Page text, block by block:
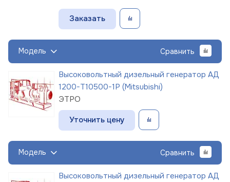
Заказать
Модель Сравнить
Высоковольтный дизельный генератор АД
1200-Т10500-1Р (Mitsubishi)
ЭТРО
Уточнить цену
Модель Сравнить
Высоковольтный дизельный генератор АД